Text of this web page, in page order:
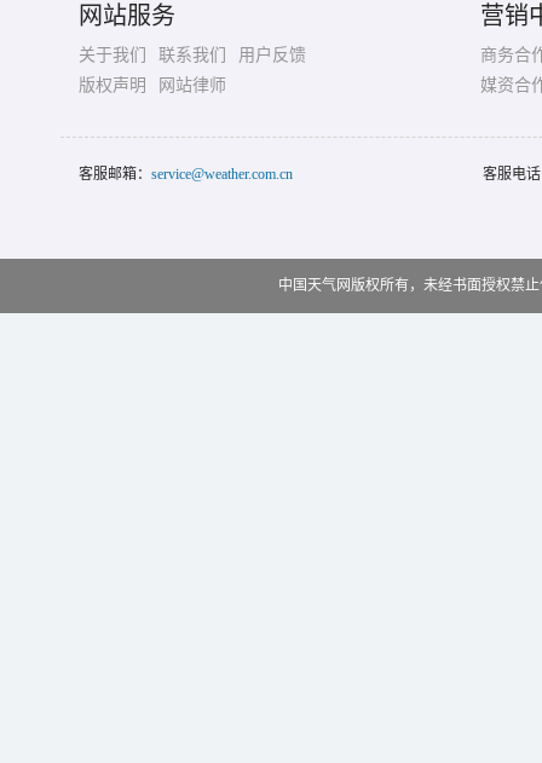
网站服务
关于我们 联系我们
用户反馈
版权声明
网站律师
营销
商务合
媒资合
客服邮箱： service@weather.com.cn 客服电
中国天气网版权所有，未经书面授权